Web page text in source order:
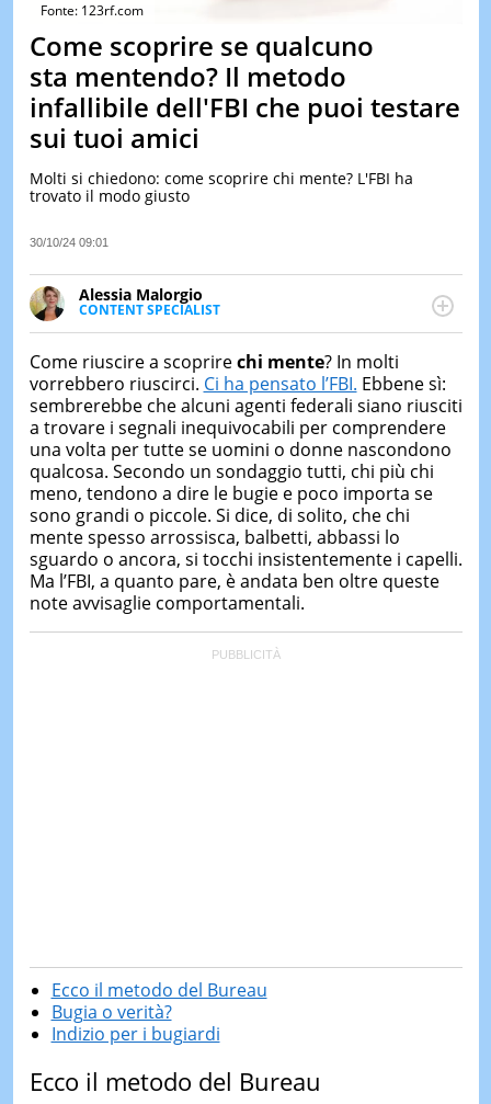
DI
Fonte: 123rf.com
Come scoprire se qualcuno
sta mentendo? Il metodo
infallibile dell'FBI che puoi testare
sui tuoi amici
Molti si chiedono: come scoprire chi mente? L'FBI ha
trovato il modo giusto
30/10/24 09:01
Alessia Malorgio
CONTENT SPECIALIST
Ha conseguito un Master in Marketing Management
occupa della creazione di contenuti in ottica SEO e
dello sviluppo di strategie marketing attraverso
canali digitali.
Come riuscire a scoprirechi mente? In molti
vorrebbero riuscirci. Ci ha pensato l’FBI. Ebbene sì:
sembrerebbe che alcuni agenti federali siano riusciti
a trovare i segnali inequivocabili per comprendere
una volta per tutte se uomini o donne nascondono
qualcosa. Secondo un sondaggio tutti, chi più chi
meno, tendono a dire le bugie e poco importa se
sono grandi o piccole. Si dice, di solito, che chi
mente spesso arrossisca, balbetti, abbassi lo
sguardo o ancora, si tocchi insistentemente i capelli.
Ma l’FBI, a quanto pare, è andata ben oltre queste
note avvisaglie comportamentali.
Ecco il metodo del Bureau
Bugia o verità?
Indizio per i bugiardi
Ecco il metodo del Bureau